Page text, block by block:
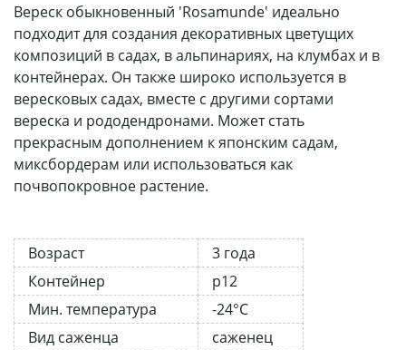
Вереск обыкновенный 'Rosamunde' идеально
подходит для создания декоративных цветущих
композиций в садах, в альпинариях, на клумбах и в
контейнерах. Он также широко используется в
вересковых садах, вместе с другими сортами
вереска и рододендронами. Может стать
прекрасным дополнением к японским садам,
миксбордерам или использоваться как
почвопокровное растение.
Возраст
3 года
Контейнер
р12
Мин. температура
-24°C
Вид саженца
саженец